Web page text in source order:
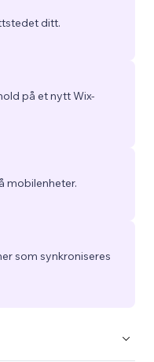
ditt.
på et nytt Wix-
mobilenheter.
som synkroniseres